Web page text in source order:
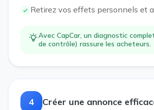
Retirez vos effets personnels et
Avec CapCar, un diagnostic
de contrôle) rassure les acheteurs.
4 Créer une annonce